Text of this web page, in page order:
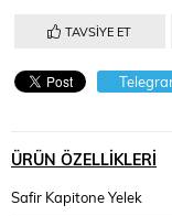
TAVSIYE ET
ÜRÜN ÖZELLIKLERI
Safir Kapitone Yelek